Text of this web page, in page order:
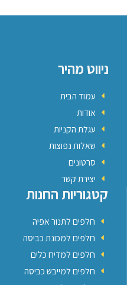
ניווט מהיר
עמוד הבית
אודות
עגלת הקניות
שאלות נפוצות
סרטונים
יצירת קשר
קטגוריות החנות
חלפים לתנור אפיה
חלפים למכונת כביסה
חלפים למדיח כלים
חלפים למייבש כביסה